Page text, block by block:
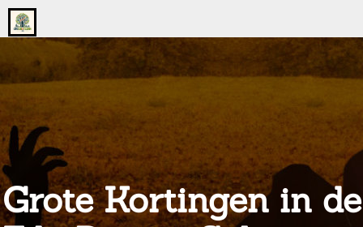
Go
to
home
page
onsgrotegezin.nl
Grote Kortingen in de